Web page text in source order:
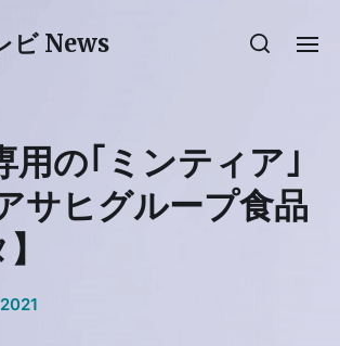
ビ News
用の｢ミンティア｣
サヒグループ食品